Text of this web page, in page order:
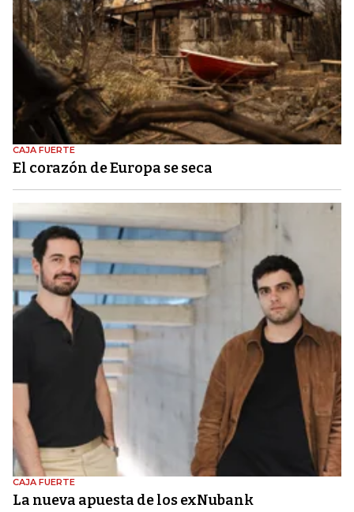
CAJA FUERTE
El corazón de Europa se seca
CAJA FUERTE
La nueva apuesta de los exNubank